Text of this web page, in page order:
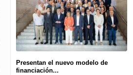
Presentan el nuevo modelo de
financiación...